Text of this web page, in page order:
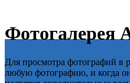
Для просмотра фотографий в
любую фотографию, и когда